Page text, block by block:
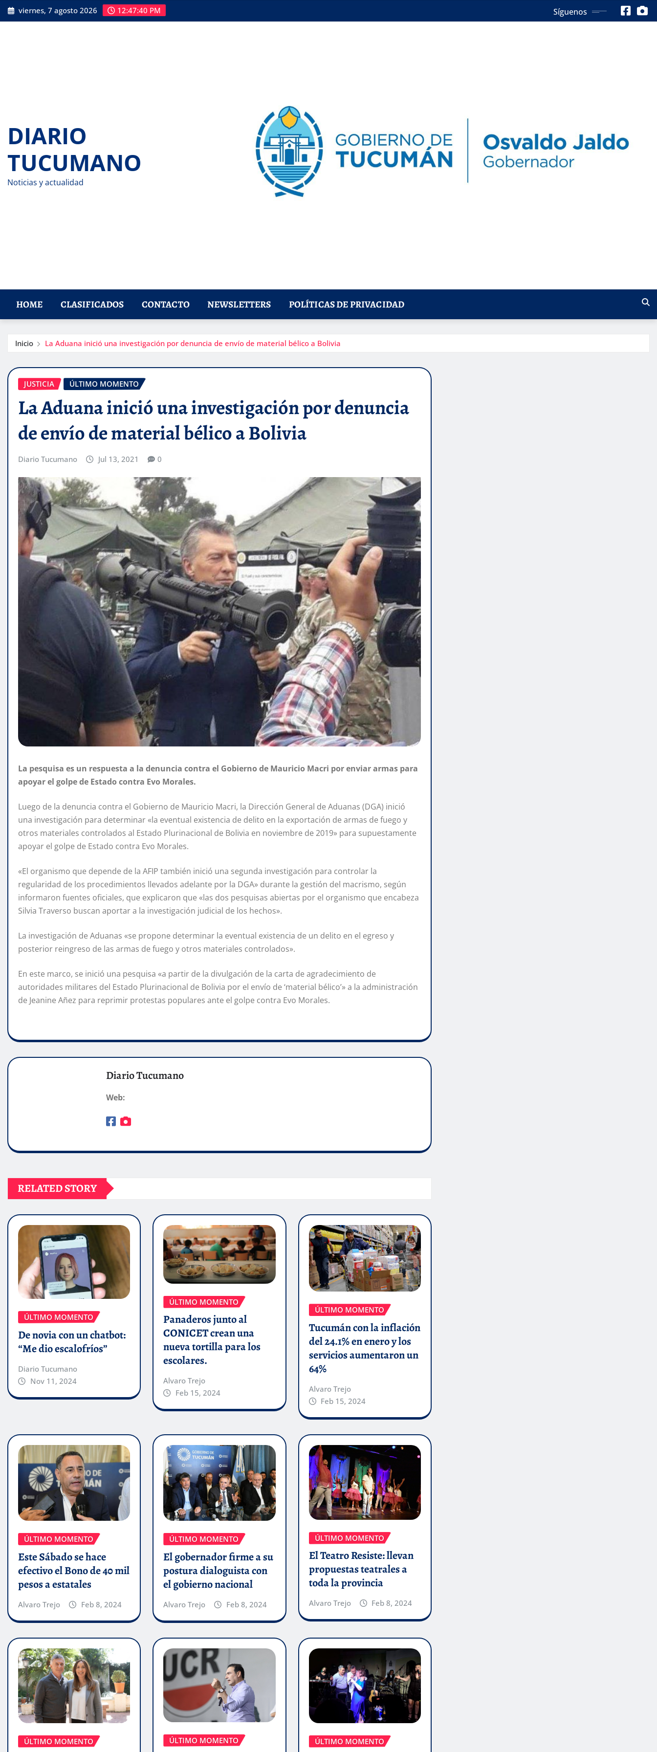
Saltar
al
viernes, 7 agosto 2026 12:47:41 PM Síguenos
DIARIO
TUCUMANO
Noticias y actualidad
HOME CLASIFICADOS CONTACTO NEWSLETTERS POLÍTICAS DE PRIVACIDAD
Inicio La Aduana inició una investigación por denuncia de envío de material bélico a Bolivia
JUSTICIA ÚLTIMO MOMENTO
La Aduana inició una investigación por denuncia
de envío de material bélico a Bolivia
Diario Tucumano Jul 13, 2021 0
La pesquisa es un respuesta a la denuncia contra el Gobierno de Mauricio Macri por enviar armas para
apoyar el golpe de Estado contra Evo Morales.
Luego de la denuncia contra el Gobierno de Mauricio Macri, la Dirección General de Aduanas (DGA) inició
una investigación para determinar «la eventual existencia de delito en la exportación de armas de fuego y
otros materiales controlados al Estado Plurinacional de Bolivia en noviembre de 2019» para supuestamente
apoyar el golpe de Estado contra Evo Morales.
«El organismo que depende de la AFIP también inició una segunda investigación para controlar la
regularidad de los procedimientos llevados adelante por la DGA» durante la gestión del macrismo, según
informaron fuentes oficiales, que explicaron que «las dos pesquisas abiertas por el organismo que encabeza
Silvia Traverso buscan aportar a la investigación judicial de los hechos».
La investigación de Aduanas «se propone determinar la eventual existencia de un delito en el egreso y
posterior reingreso de las armas de fuego y otros materiales controlados».
En este marco, se inició una pesquisa «a partir de la divulgación de la carta de agradecimiento de
autoridades militares del Estado Plurinacional de Bolivia por el envío de ‘material bélico’» a la administración
de Jeanine Añez para reprimir protestas populares ante el golpe contra Evo Morales.
Diario Tucumano
Web:
RELATED STORY
ÚLTIMO MOMENTO
De novia con un chatbot:
“Me dio escalofríos”
Diario Tucumano
Nov 11, 2024
ÚLTIMO MOMENTO
Panaderos junto al
CONICET crean una
nueva tortilla para los
escolares.
Alvaro Trejo
Feb 15, 2024
ÚLTIMO MOMENTO
Tucumán con la inflación
del 24.1% en enero y los
servicios aumentaron un
64%
Alvaro Trejo
Feb 15, 2024
ÚLTIMO MOMENTO
Este Sábado se hace
efectivo el Bono de 40 mil
pesos a estatales
Alvaro Trejo Feb 8, 2024
ÚLTIMO MOMENTO
El gobernador firme a su
postura dialoguista con
el gobierno nacional
Alvaro Trejo Feb 8, 2024
ÚLTIMO MOMENTO
El Teatro Resiste: llevan
propuestas teatrales a
toda la provincia
Alvaro Trejo Feb 8, 2024
ÚLTIMO MOMENTO ÚLTIMO MOMENTO ÚLTIMO MOMENTO